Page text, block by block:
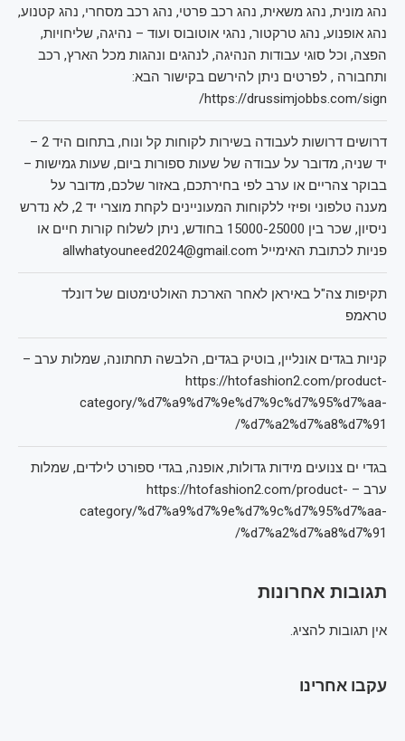
נהג מונית, נהג משאית, נהג רכב פרטי, נהג רכב מסחרי, נהג קטנוע,
נהג אופנוע, נהג טרקטור, נהגי אוטובוס ועוד – נהיגה, שליחויות,
הפצה, וכל סוגי עבודות הנהיגה, לנהגים ונהגות מכל הארץ, רכב
ותחבורה , לפרטים ניתן להירשם בקישור הבא:
https://drussimjobbs.com/sign/
דרושים דרושות לעבודה בשירות לקוחות קל ונוח, בתחום היד 2 –
יד שניה, מדובר על עבודה של שעות ספורות ביום, שעות גמישות –
בבוקר צהריים או ערב לפי בחירתכם, באזור שלכם, מדובר על
מענה טלפוני ופיזי ללקוחות המעוניינים לקחת מוצרי יד 2, לא נדרש
ניסיון, שכר בין 15000-25000 בחודש, ניתן לשלוח קורות חיים או
פניות לכתובת האימייל allwhatyouneed2024@gmail.com
תקיפות צה"ל באיראן לאחר הארכת האולטימטום של דונלד
טראמפ
קניות בגדים אונליין, בוטיק בגדים, הלבשה תחתונה, שמלות ערב –
https://htofashion2.com/product-
category/%d7%a9%d7%9e%d7%9c%d7%95%d7%aa-
%d7%a2%d7%a8%d7%91/
בגדי ים צנועים מידות גדולות, אופנה, בגדי ספורט לילדים, שמלות
ערב – https://htofashion2.com/product-
category/%d7%a9%d7%9e%d7%9c%d7%95%d7%aa-
%d7%a2%d7%a8%d7%91/
תגובות אחרונות
אין תגובות להציג.
עקבו אחרינו